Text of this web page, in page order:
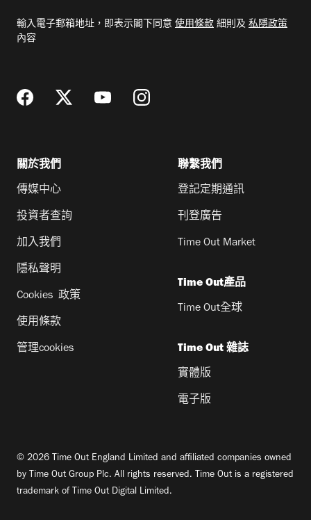
郵
輸入電子郵箱地址，即表示閣下同意 使用條款 細則及 私隱政策
內容
關於我們
傳媒中心
投資者查詢
加入我們
隱私聲明
Cookies 政策
使用條款
管理cookies
聯繫我們
登記定期通訊
刊登廣告
Time Out Market
Time Out產品
Time Out全球
Time Out 雜誌
實體版
電子版
© 2026 Time Out England Limited and affiliated companies owned
by Time Out Group Plc. All rights reserved. Time Out is a registered
trademark of Time Out Digital Limited.